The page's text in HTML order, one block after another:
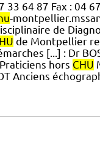
33 64 87 Fax : 04
-
de
de Montpellier
[...] : Dr
Praticiens hors CHU
Anciens